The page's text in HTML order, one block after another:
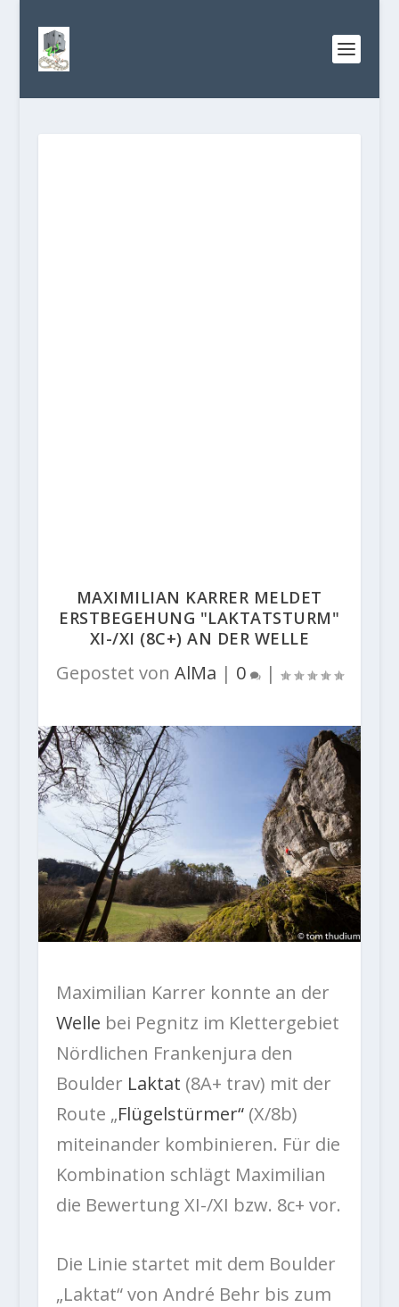
MAXIMILIAN KARRER MELDET
ERSTBEGEHUNG "LAKTATSTURM"
XI-/XI (8C+) AN DER WELLE
Gepostet von AlMa | 0 |
Maximilian Karrer konnte an der
Welle bei Pegnitz im Klettergebiet
Nördlichen Frankenjura den
Boulder Laktat (8A+ trav) mit der
Route „Flügelstürmer“(X/8b)
miteinander kombinieren. Für die
Kombination schlägt Maximilian
die Bewertung XI-/XI bzw. 8c+ vor.
Die Linie startet mit dem Boulder
„Laktat“ von André Behr bis zum